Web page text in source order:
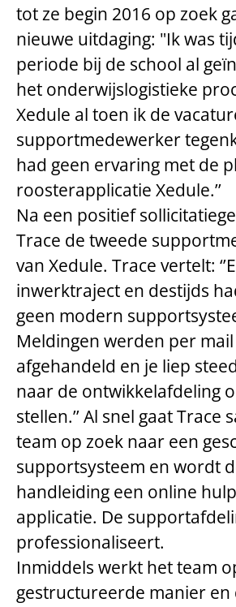
tot ze begin 2016 op zoek
nieuwe uitdaging: "Ik was
periode bij de school al
het onderwijslogistieke
Xedule al toen ik de
supportmedewerker
had geen ervaring met de
roosterapplicatie Xedule.’’
Na een positief
Trace de tweede
van Xedule. Trace vertelt:
inwerktraject en destijds
geen modern
Meldingen werden per
afgehandeld en je liep
naar de ontwikkelafdeling
stellen.’’ Al snel gaat Trace
team op zoek naar een
supportsysteem en wordt
handleiding een online
applicatie. De
professionaliseert.
Inmiddels werkt het team
gestructureerde manier en